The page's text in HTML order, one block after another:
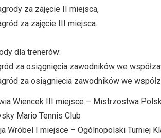
za zajęcie II miejsca,
za zajęcie III miejsca.
dla trenerów:
za osiągnięcia zawodników we
za osiągnięcia zawodników we
Wiencek III miejsce – Mistrzostwa
Mario Tennis Club
Wróbel I miejsce – Ogólnopolski Turniej